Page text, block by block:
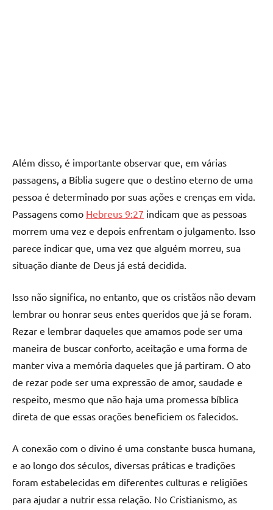
Além disso, é importante observar que, em várias
passagens, a Bíblia sugere que o destino eterno de uma
pessoa é determinado por suas ações e crenças em vida.
Passagens como Hebreus 9:27 indicam que as pessoas
morrem uma vez e depois enfrentam o julgamento. Isso
parece indicar que, uma vez que alguém morreu, sua
situação diante de Deus já está decidida.
Isso não significa, no entanto, que os cristãos não devam
lembrar ou honrar seus entes queridos que já se foram.
Rezar e lembrar daqueles que amamos pode ser uma
maneira de buscar conforto, aceitação e uma forma de
manter viva a memória daqueles que já partiram. O ato
de rezar pode ser uma expressão de amor, saudade e
respeito, mesmo que não haja uma promessa bíblica
direta de que essas orações beneficiem os falecidos.
A conexão com o divino é uma constante busca humana,
e ao longo dos séculos, diversas práticas e tradições
foram estabelecidas em diferentes culturas e religiões
para ajudar a nutrir essa relação. No Cristianismo, as